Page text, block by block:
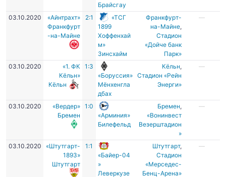
Брайсгау
03.10.2020
«Айнтрахт»
Франкфурт
-на-Майне
2:1
«ТСГ
1899
Хоффенхай
м»
Зинсхайм
Франкфурт-
на-Майне,
Стадион
«Дойче банк
Парк»
—
03.10.2020
«1. ФК
Кёльн»
Кёльн
1:3
«Боруссия»
Мёнхенгла
дбах
Кёльн,
Стадион «Рейн
Энерги»
—
03.10.2020
«Вердер»
Бремен
1:0
«Арминия»
Билефельд
Бремен,
«Вонинвест
Везерштадион
»
—
03.10.2020
«Штутгарт-
1893»
Штутгарт
1:1
«Байер-04
»
Леверкузе
Штутгарт,
Стадион
«Мерседес-
Бенц-Арена»
—